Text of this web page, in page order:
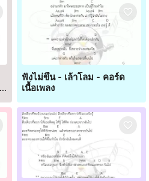
ฟังไม่ขึ้น - เล้าโลม - คอร์ด
เนื้อเพลง